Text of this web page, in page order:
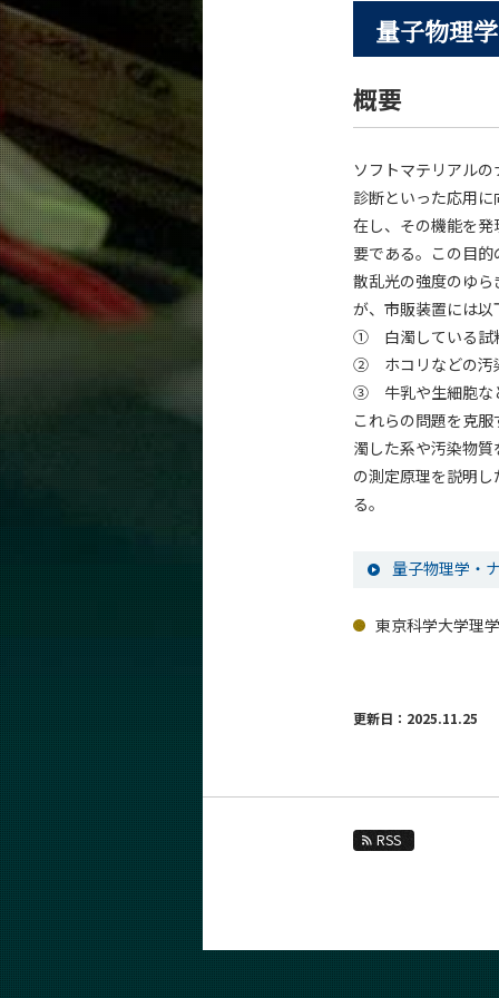
量子物理
概要
ソフトマテリアル
診断といった応用
在し、その機能を
要である。この目
散乱光の強度のゆ
が、市販装置には
① 白濁している試
② ホコリなどの汚
③ 牛乳や生細胞な
これらの問題を克
濁した系や汚染物
の測定原理を説明
る。
量子物理学・
東京科学大学理
更新日：2025.11.25
RSS